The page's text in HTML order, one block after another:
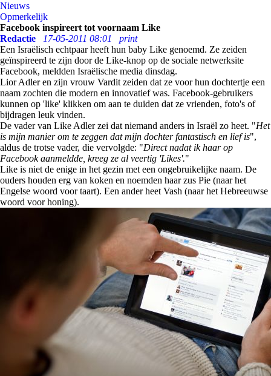
Nieuws
Opmerkelijk
Facebook inspireert tot voornaam Like
Redactie
17-05-2011 08:01
print
Een Israëlisch echtpaar heeft hun baby Like genoemd. Ze zeiden
geïnspireerd te zijn door de Like-knop op de sociale netwerksite
Facebook, meldden Israëlische media dinsdag.
Lior Adler en zijn vrouw Vardit zeiden dat ze voor hun dochtertje een
naam zochten die modern en innovatief was. Facebook-gebruikers
kunnen op 'like' klikken om aan te duiden dat ze vrienden, foto's of
bijdragen leuk vinden.
De vader van Like Adler zei dat niemand anders in Israël zo heet. "Het
is mijn manier om te zeggen dat mijn dochter fantastisch en lief is",
aldus de trotse vader, die vervolgde: "Direct nadat ik haar op
Facebook aanmeldde, kreeg ze al veertig 'Likes'."
Like is niet de enige in het gezin met een ongebruikelijke naam. De
ouders houden erg van koken en noemden haar zus Pie (naar het
Engelse woord voor taart). Een ander heet Vash (naar het Hebreeuwse
woord voor honing).